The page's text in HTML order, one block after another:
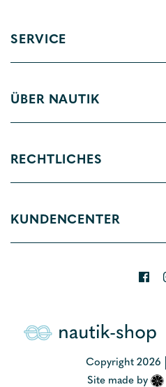
SERVICE
ÜBER NAUTIK
RECHTLICHES
KUNDENCENTER
Copyright 2026
Site made by